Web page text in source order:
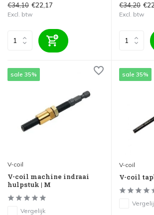
€34,10 €22,17
Excl. btw
€34,20
Excl. btw
sale 35%
V-coil
V-coil machine indraai
hulpstuk | M
Vergelijk
sale 35%
V-coil
V-coil